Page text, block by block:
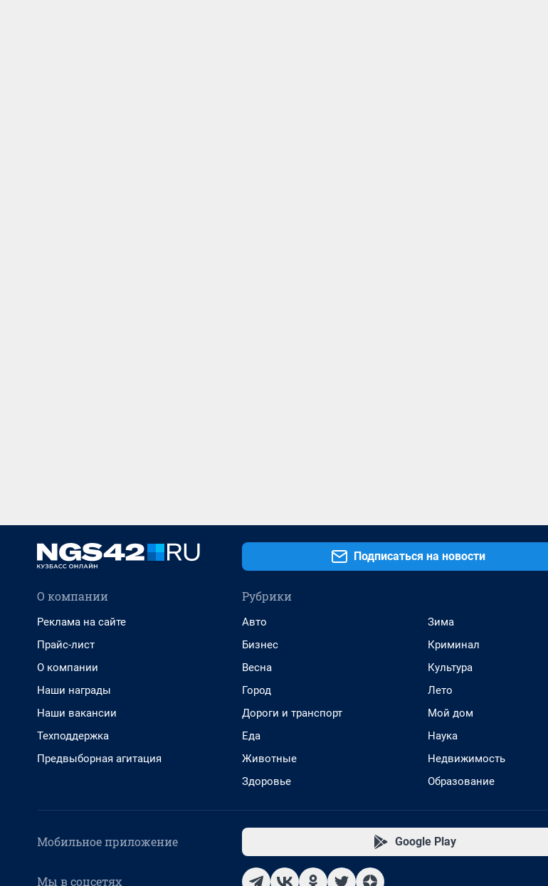
Подписаться на новости
О компании
Реклама на сайте
Прайс-лист
О компании
Наши награды
Наши вакансии
Техподдержка
Предвыборная агитация
Рубрики
Авто
Бизнес
Весна
Город
Дороги и транспорт
Еда
Животные
Здоровье
Зима
Криминал
Культура
Лето
Мой дом
Наука
Недвижимость
Образование
Мобильное приложение Google Play
Мы в соцсетях